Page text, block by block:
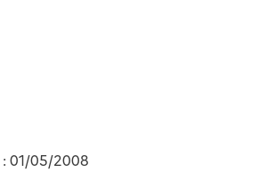
01/05/2008